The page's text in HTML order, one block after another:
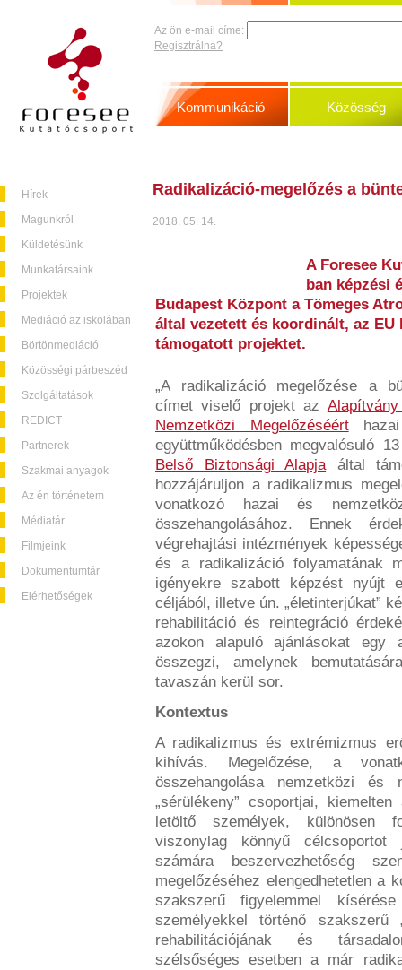
Hírek
Magunkról
Küldetésünk
Munkatársaink
Projektek
Mediáció az iskolában
Börtönmediáció
Közösségi párbeszéd
Szolgáltatások
REDICT
Partnerek
Szakmai anyagok
Az én történetem
Médiatár
Filmjeink
Dokumentumtár
Elérhetőségek
Az ön e-mail címe:
Regisztrálna?
Kommunikáció Közösség
Radikalizáció-megelőzés a
2018. 05. 14.
A Foresee
ban képzési
Budapest Központ a Tömeges
által vezetett és koordinált, az
támogatott projektet.
„A radikalizáció megelőzése a
címet viselő projekt az
Nemzetközi Megelőzéséérthazai
együttműködésben megvalósuló
Belső Biztonsági Alapjaáltal
hozzájáruljon a radikalizmus
vonatkozó hazai és
összehangolásához. Ennek
végrehajtási intézmények
és a radikalizáció folyamatának
igényekre szabott képzést nyújt
céljából, illetve ún. „életinterjúkat”
rehabilitáció és reintegráció
azokon alapuló ajánlásokat egy
összegzi, amelynek
tavaszán kerül sor.
Kontextus
A radikalizmus és extrémizmus
kihívás. Megelőzése, a
összehangolása nemzetközi
„sérülékeny” csoportjai,
letöltő személyek, különösen
viszonylag könnyű
számára beszervezhetőség
megelőzéséhez elengedhetetlen a
szakszerű figyelemmel
személyekkel történő szakszerű
rehabilitációjának és
szélsőséges esetben a már